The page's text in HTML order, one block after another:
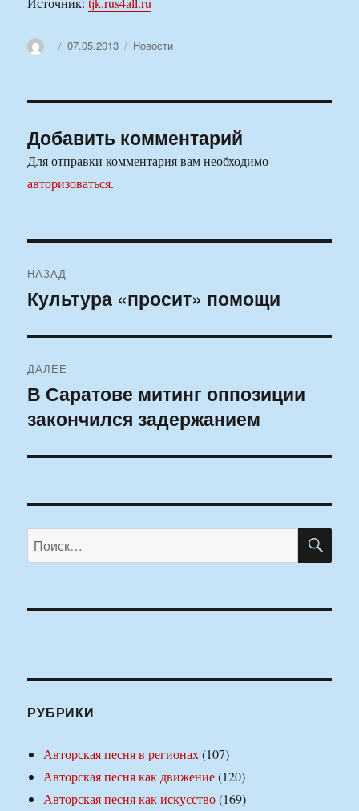
АвторОпубликовано
07.05.2013 Рубрики
Новости
Добавить комментарий
Для отправки комментария вам необходимо
авторизоваться.
по
НАЗАД
Предыдущая
Культура «просит» помощи
ДАЛЕЕ
Следующая
запись:
В Саратове митинг оппозиции
закончился задержанием
Искать:
РУБРИКИ
Авторская песня в регионах(107)
Авторская песня как движение(120)
Авторская песня как искусство(169)